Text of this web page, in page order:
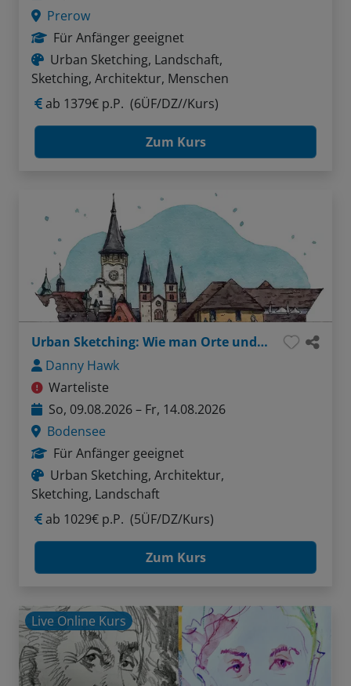
Prerow
Für Anfänger geeignet
Urban Sketching, Landschaft,
Sketching, Architektur, Menschen
ab 1379€ p.P. (6ÜF/DZ//Kurs)
Zum Kurs
Urban Sketching: Wie man Orte und Gebäude sprechen lässt
Danny Hawk
Warteliste
So, 09.08.2026 – Fr, 14.08.2026
Bodensee
Für Anfänger geeignet
Urban Sketching, Architektur,
Sketching, Landschaft
ab 1029€ p.P. (5ÜF/DZ/Kurs)
Zum Kurs
Live Online Kurs